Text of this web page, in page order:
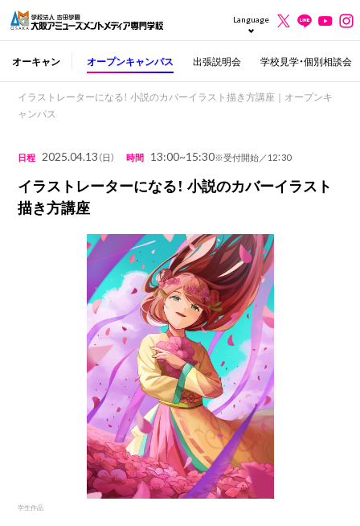
Language
オーキャン オープンキャンパス 出張説明会 学校見学・個別相談会
イラストレーターになる！ 小説のカバーイラスト描き方講座｜オープンキ
ャンパス
日程 2025.04.13（日） 時間 13:00~15:30※受付開始／12：30
イラストレーターになる！ 小説のカバーイラスト
描き方講座
学生作品